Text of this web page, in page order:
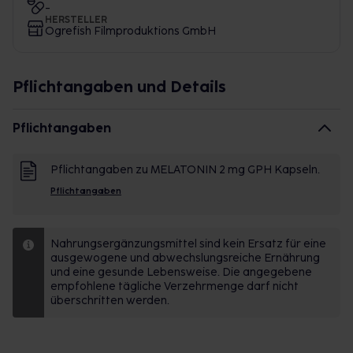
-
HERSTELLER
Ogrefish Filmproduktions GmbH
Pflichtangaben und Details
Pflichtangaben
Pflichtangaben zu MELATONIN 2 mg GPH Kapseln.
Pflichtangaben
Nahrungsergänzungsmittel sind kein Ersatz für eine
ausgewogene und abwechslungsreiche Ernährung
und eine gesunde Lebensweise. Die angegebene
empfohlene tägliche Verzehrmenge darf nicht
überschritten werden.